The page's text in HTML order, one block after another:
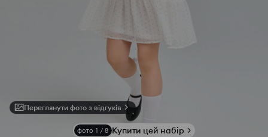
Переглянути фото з відгуків
фото 1 / 8 Купити цей набір